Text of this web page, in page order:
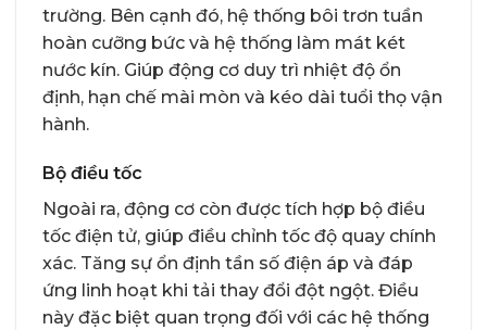
trường. Bên cạnh đó, hệ thống bôi trơn tuần
hoàn cưỡng bức và hệ thống làm mát két
nước kín. Giúp động cơ duy trì nhiệt độ ổn
định, hạn chế mài mòn và kéo dài tuổi thọ vận
hành.
Bộ điều tốc
Ngoài ra, động cơ còn được tích hợp bộ điều
tốc điện tử, giúp điều chỉnh tốc độ quay chính
xác. Tăng sự ổn định tần số điện áp và đáp
ứng linh hoạt khi tải thay đổi đột ngột. Điều
này đặc biệt quan trọng đối với các hệ thống